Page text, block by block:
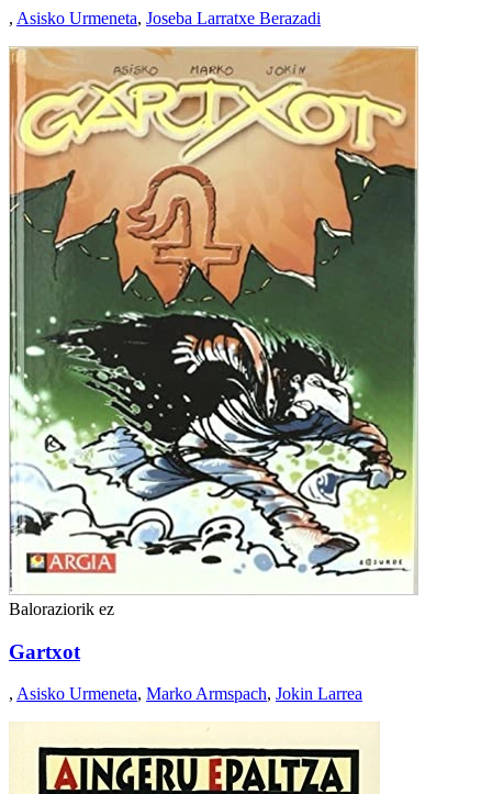
, Asisko Urmeneta, Joseba Larratxe Berazadi
Baloraziorik ez
Gartxot
, Asisko Urmeneta, Marko Armspach, Jokin Larrea